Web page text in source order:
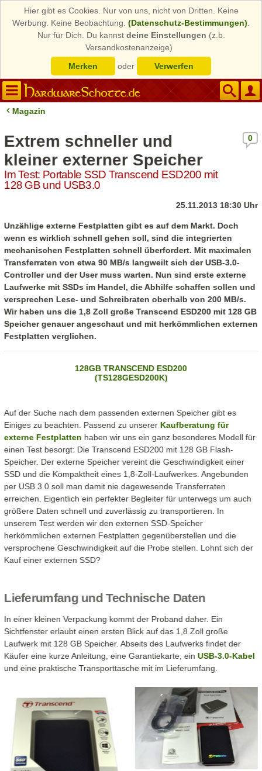
Hier gibt es Cookies. Nur von uns, nicht von Dritten. Keine
Werbung. Keine Beobachtung. (Datenschutz-Bestimmungen)
Nur für Dich. Du kannst deine Einstellungen (z.b.
Versandkostenanzeige)
Merken
oder Verwerfen
Magazin
Extrem schneller und
kleiner externer Speicher
Im Test: Portable SSD Transcend ESD200 mit
128 GB und USB3.0
0
25.11.2013 18:30 Uhr
Unzählige externe Festplatten gibt es auf dem Markt. Doch
wenn es wirklich schnell gehen soll, sind die integrierten
mechanischen Festplatten schnell überfordert. Mit maximalen
Transferraten von etwa 90 MB/s langweilt sich der USB-3.0-
Controller und der User muss warten. Nun sind erste externe
Laufwerke mit SSDs im Handel, die Abhilfe schaffen sollen und
versprechen Lese- und Schreibraten oberhalb von 200 MB/s.
Wir haben uns die 1,8 Zoll große Transcend ESD200 mit 128 GB
Speicher genauer angeschaut und mit herkömmlichen externen
Festplatten verglichen.
128GB TRANSCEND ESD200
(TS128GESD200K)
Auf der Suche nach dem passenden externen Speicher gibt es
Einiges zu beachten. Passend zu unsererKaufberatung für
externe Festplatten haben wir uns ein ganz besonderes Modell für
einen Test besorgt: Die Transcend ESD200 mit 128 GB Flash-
Speicher. Der externe Speicher vereint die Geschwindigkeit einer
SSD und die Kompaktheit eines 1,8-Zoll-Laufwerkes. Angebunden
per USB 3.0 soll man damit nie dagewesende Transferraten
erreichen. Eigentlich ein perfekter Begleiter für unterwegs um auch
größere Daten schnell und zuverlässig zu transportieren. In
unserem Test werden wir den externen SSD-Speicher
herkömmlichen externen Festplatten gegenüberstellen und die
versprochene Geschwindigkeit auf die Probe stellen. Lohnt sich der
Kauf einer externen SSD?
Lieferumfang und Technische Daten
In einer kleinen Verpackung kommt der Proband daher. Ein
Sichtfenster erlaubt einen ersten Blick auf das 1,8 Zoll große
Laufwerk mit 128 GB Speicher. Abseits des Laufwerks findet der
Käufer eine kurze Anleitung, eine Garantiekarte, einUSB-3.0-Kabel
und eine praktische Transporttasche mit im Lieferumfang.